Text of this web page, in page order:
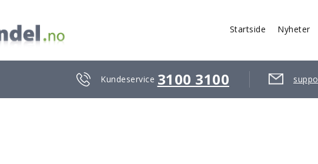
Startside Nyheter
Kundeservice 3100 3100